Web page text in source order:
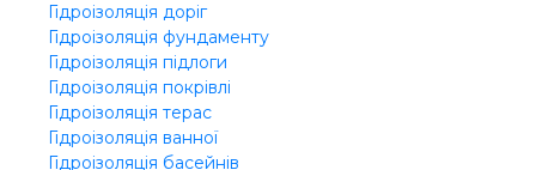
Гідроізоляція доріг
Гідроізоляція фундаменту
Гідроізоляція підлоги
Гідроізоляція покрівлі
Гідроізоляція терас
Гідроізоляція ванної
Гідроізоляція басейнів